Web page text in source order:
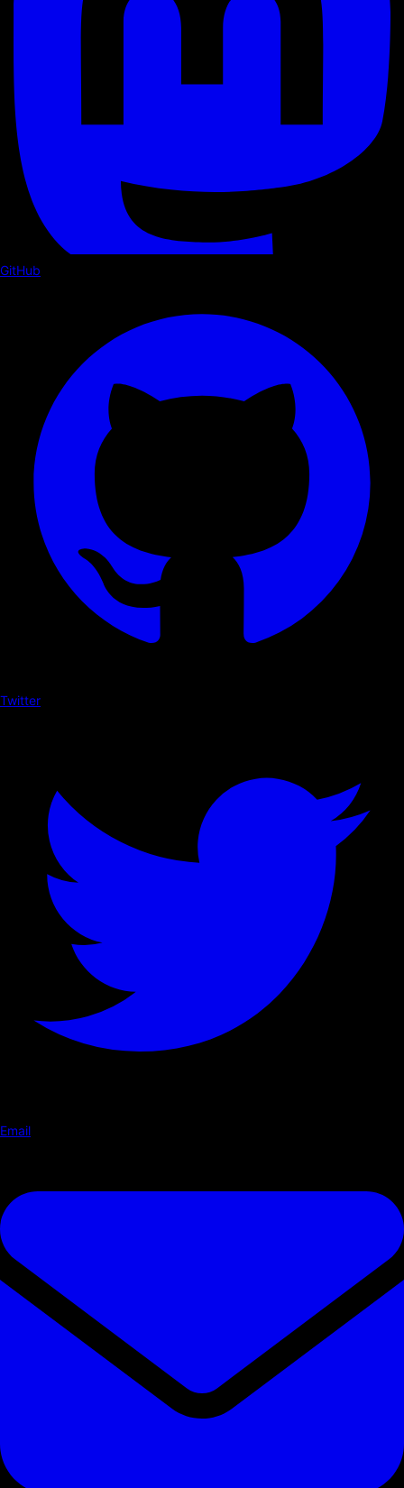
GitHub
Twitter
Email